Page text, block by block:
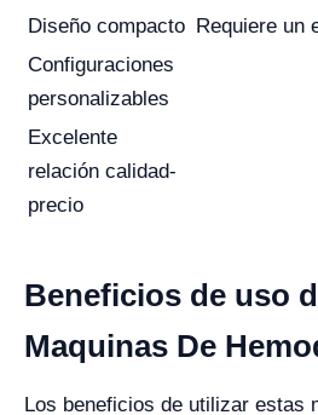
Diseño compacto Requiere un
Configuraciones
personalizables
Excelente
relación calidad-
precio
Beneficios de uso
Maquinas De
Los beneficios de utilizar estas